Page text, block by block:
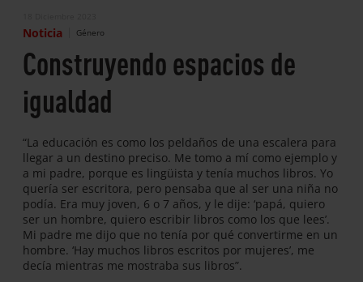
Noticia Género
Construyendo espacios de
igualdad
“La educación es como los peldaños de una escalera para
llegar a un destino preciso. Me tomo a mí como ejemplo y
a mi padre, porque es lingüista y tenía muchos libros. Yo
quería ser escritora, pero pensaba que al ser una niña no
podía. Era muy joven, 6 o 7 años, y le dije: ‘papá, quiero
ser un hombre, quiero escribir libros como los que lees’.
Mi padre me dijo que no tenía por qué convertirme en un
hombre. ‘Hay muchos libros escritos por mujeres’, me
decía mientras me mostraba sus libros”.